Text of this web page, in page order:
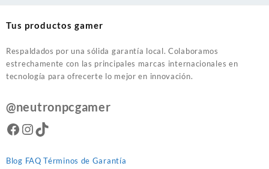
Tus productos gamer
Respaldados por una sólida garantía local. Colaboramos
estrechamente con las principales marcas internacionales en
tecnología para ofrecerte lo mejor en innovación.
@neutronpcgamer
Facebook
Instagram
TikTok
Blog FAQ Términos de Garantía